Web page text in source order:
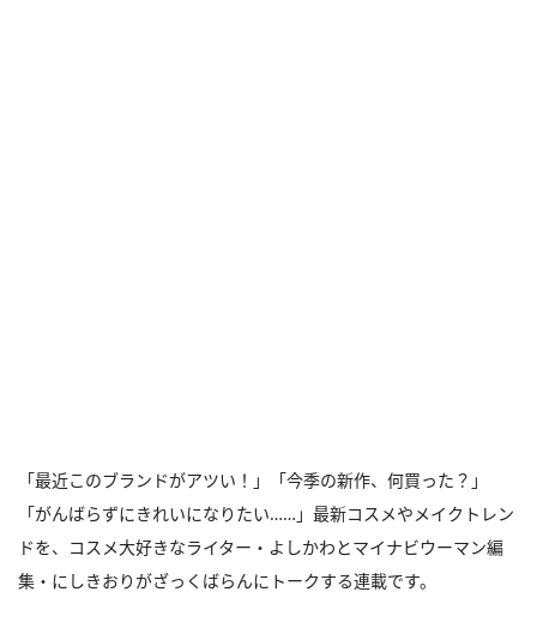
「最近このブランドがアツい！」「今季の新作、何買った？」
「がんばらずにきれいになりたい……」最新コスメやメイクトレン
ドを、コスメ大好きなライター・よしかわとマイナビウーマン編
集・にしきおりがざっくばらんにトークする連載です。